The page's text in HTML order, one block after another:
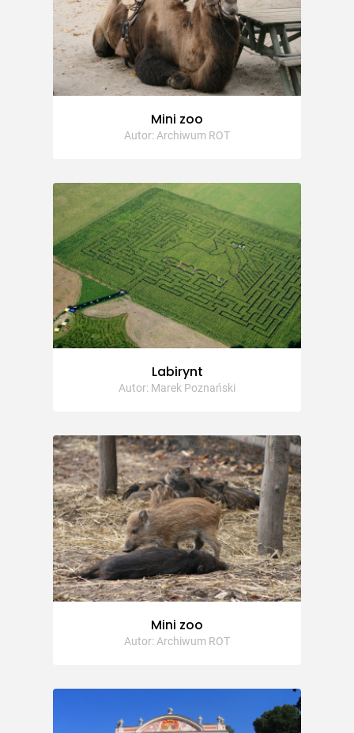
Mini zoo
Autor: Archiwum ROT
Labirynt
Autor: Marek Poznański
Mini zoo
Autor: Archiwum ROT